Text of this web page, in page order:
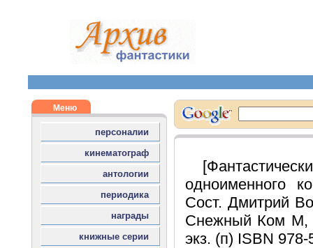
одноименного
Сост. Дмитрий
Снежный Ком М,
экз. (п) ISBN